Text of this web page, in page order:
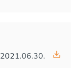
2021.06.30.